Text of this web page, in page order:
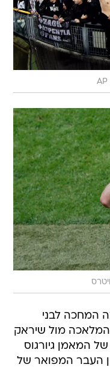
AP
המחכה לבני
המלאכה מול שיראק
המאמן גיורגוס
העבר המפואר של